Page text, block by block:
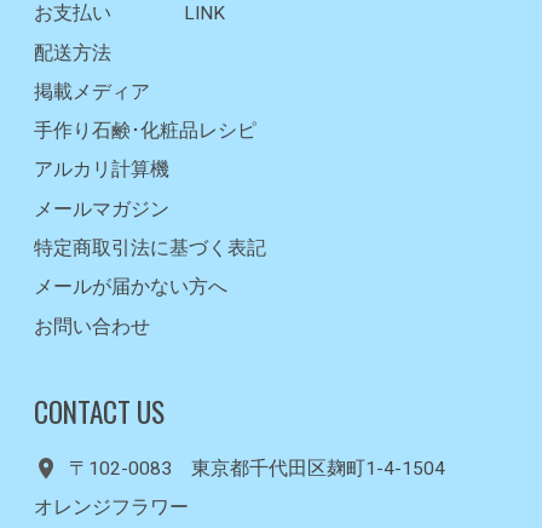
お支払い
LINK
配送方法
掲載メディア
手作り石鹸･化粧品レシピ
アルカリ計算機
メールマガジン
特定商取引法に基づく表記
メールが届かない方へ
お問い合わせ
CONTACT US
〒102-0083 東京都千代田区麹町1-4-1504
オレンジフラワー